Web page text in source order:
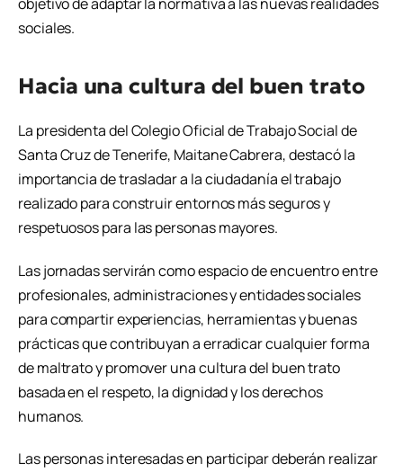
sociales.
Hacia una cultura del buen trato
La presidenta del Colegio Oficial de Trabajo Social de
Santa Cruz de Tenerife, Maitane Cabrera, destacó la
importancia de trasladar a la ciudadanía el trabajo
realizado para construir entornos más seguros y
respetuosos para las personas mayores.
Las jornadas servirán como espacio de encuentro entre
profesionales, administraciones y entidades sociales
para compartir experiencias, herramientas y buenas
prácticas que contribuyan a erradicar cualquier forma
de maltrato y promover una cultura del buen trato
basada en el respeto, la dignidad y los derechos
humanos.
Las personas interesadas en participar deberán realizar